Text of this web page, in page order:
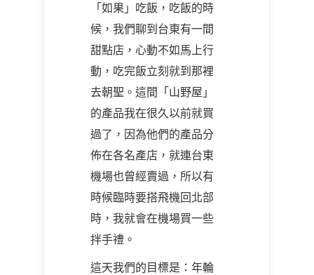
「如果」吃飯，吃飯的時
候，我們聊到台東有一間
甜點店，心動不如馬上行
動，吃完飯立刻就到那裡
去朝聖。這間「山野屋」
的產品我在很久以前就買
過了，因為他們的產品分
佈在各名產店，就連台東
機場也曾經賣過，所以有
時候臨時要搭飛機回北部
時，我就會在機場買一些
拌手禮。
這天我們的目標是：年輪